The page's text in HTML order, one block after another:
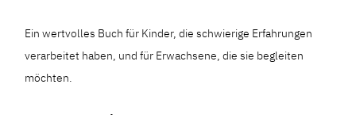
Ein wertvolles Buch für Kinder, die schwierige Erfahrungen
verarbeitet haben, und für Erwachsene, die sie begleiten
möchten.